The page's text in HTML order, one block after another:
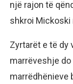
një rajon të
shkroi Mickoski
Zyrtarët e të dy
marrëveshje
marrëdhënieve